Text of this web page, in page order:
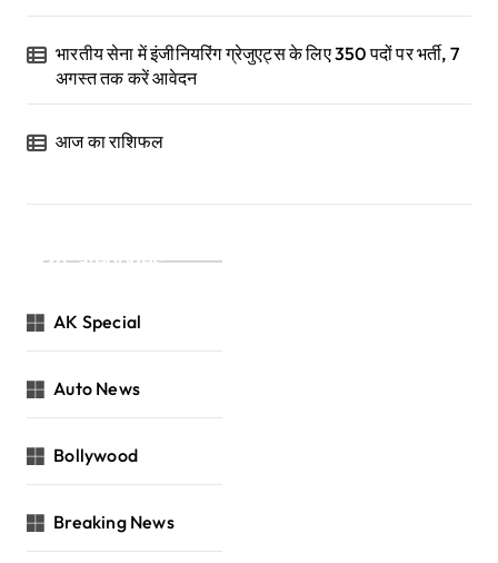
भारतीय सेना में इंजीनियरिंग ग्रेजुएट्स के लिए 350 पदों पर भर्ती, 7
अगस्त तक करें आवेदन
आज का राशिफल
Categories
AK Special
Auto News
Bollywood
Breaking News